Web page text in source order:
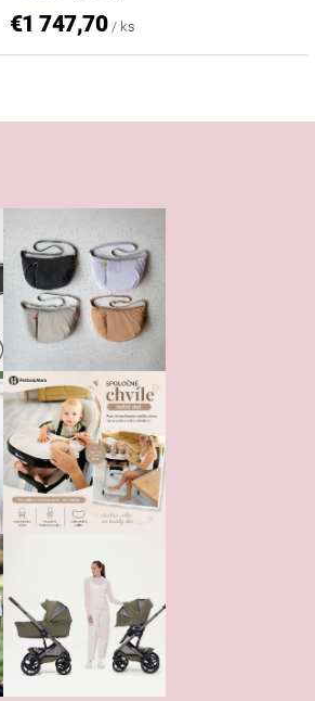
€1 747,70 / ks